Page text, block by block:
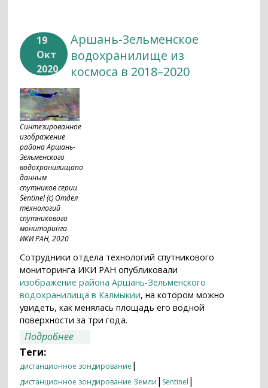
19
Окт
2020
Аршань-Зельменское
водохранилище из
космоса в 2018–2020
Синтезированное
изображение
района Аршань-
Зельменского
водохранилищапо
данным
спутников серии
Sentinel (c) Отдел
технологий
спутникового
мониторинга
ИКИ РАН, 2020
Сотрудники отдела технологий спутникового
мониторинга ИКИ РАН опубликовали
изображение района Аршань-Зельменского
водохранилища в Калмыкии, на котором можно
увидеть, как менялась площадь его водной
поверхности за три года.
Подробнее
Теги:
дистанционное зондирование |
дистанционное зондирование Земли | Sentinel |